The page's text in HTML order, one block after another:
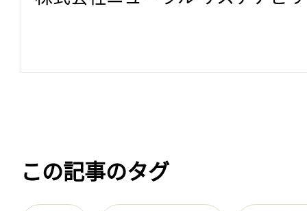
この記事のタグ